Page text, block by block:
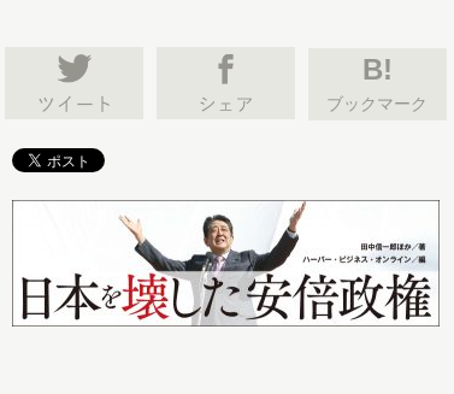
B!
ブックマーク